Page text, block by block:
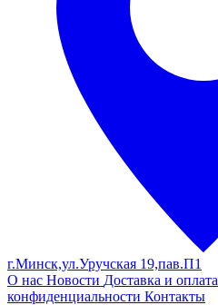
г.Минск,ул.Уручская 19,пав.П1
О нас Новости Доставка и оплата
конфиденциальности Контакты